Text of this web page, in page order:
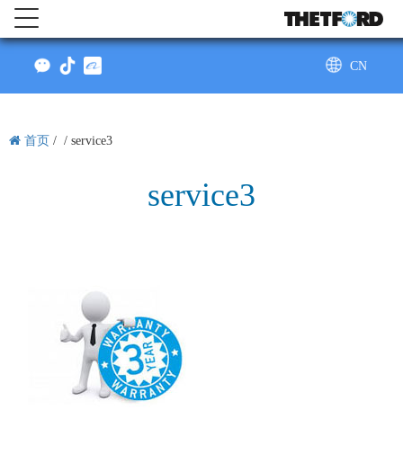
CN
首页 / / service3
service3